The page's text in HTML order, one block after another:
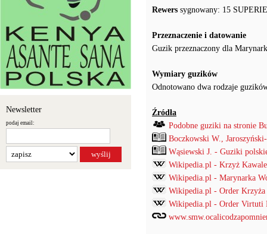
Newsletter
podaj email:
Rewers sygnowany: 15
Przeznaczenie i datowanie
Guzik przeznaczony dla
Wymiary guzików
Odnotowano dwa rodzaje
Źródła
Podobne guziki na stronie
Boczkowski W.,
Wąsiewski J. - Guziki
Wikipedia.pl - Krzyż
Wikipedia.pl - Marynarka
Wikipedia.pl - Order Krzyża
Wikipedia.pl - Order